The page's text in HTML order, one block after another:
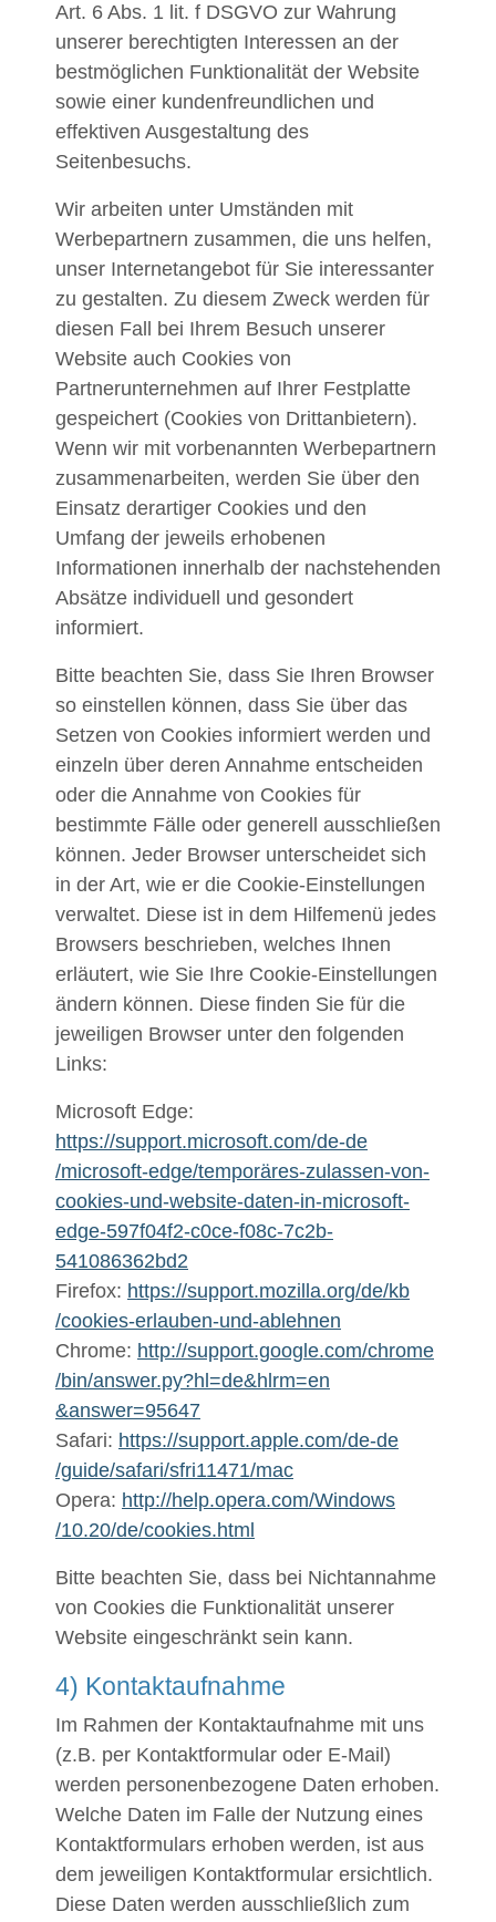
Art. 6 Abs. 1 lit. f DSGVO zur Wahrung
unserer berechtigten Interessen an der
bestmöglichen Funktionalität der Website
sowie einer kundenfreundlichen und
effektiven Ausgestaltung des
Seitenbesuchs.
Wir arbeiten unter Umständen mit
Werbepartnern zusammen, die uns helfen,
unser Internetangebot für Sie interessanter
zu gestalten. Zu diesem Zweck werden für
diesen Fall bei Ihrem Besuch unserer
Website auch Cookies von
Partnerunternehmen auf Ihrer Festplatte
gespeichert (Cookies von Drittanbietern).
Wenn wir mit vorbenannten Werbepartnern
zusammenarbeiten, werden Sie über den
Einsatz derartiger Cookies und den
Umfang der jeweils erhobenen
Informationen innerhalb der nachstehenden
Absätze individuell und gesondert
informiert.
Bitte beachten Sie, dass Sie Ihren Browser
so einstellen können, dass Sie über das
Setzen von Cookies informiert werden und
einzeln über deren Annahme entscheiden
oder die Annahme von Cookies für
bestimmte Fälle oder generell ausschließen
können. Jeder Browser unterscheidet sich
in der Art, wie er die Cookie-Einstellungen
verwaltet. Diese ist in dem Hilfemenü jedes
Browsers beschrieben, welches Ihnen
erläutert, wie Sie Ihre Cookie-Einstellungen
ändern können. Diese finden Sie für die
jeweiligen Browser unter den folgenden
Links:
Microsoft Edge:
https://support.microsoft.com/de-de
/microsoft-edge/temporäres-zulassen-von-
cookies-und-website-daten-in-microsoft-
edge-597f04f2-c0ce-f08c-7c2b-
541086362bd2
Firefox: https://support.mozilla.org/de/kb
/cookies-erlauben-und-ablehnen
Chrome: http://support.google.com/chrome
/bin/answer.py?hl=de&hlrm=en
&answer=95647
Safari: https://support.apple.com/de-de
/guide/safari/sfri11471/mac
Opera: http://help.opera.com/Windows
/10.20/de/cookies.html
Bitte beachten Sie, dass bei Nichtannahme
von Cookies die Funktionalität unserer
Website eingeschränkt sein kann.
4) Kontaktaufnahme
Im Rahmen der Kontaktaufnahme mit uns
(z.B. per Kontaktformular oder E-Mail)
werden personenbezogene Daten erhoben.
Welche Daten im Falle der Nutzung eines
Kontaktformulars erhoben werden, ist aus
dem jeweiligen Kontaktformular ersichtlich.
Diese Daten werden ausschließlich zum